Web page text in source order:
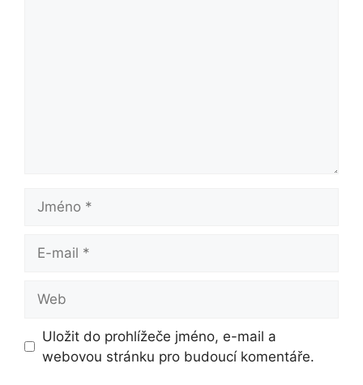
Jméno
mail
Uložit do prohlížeče jméno, e-mail a
webovou stránku pro budoucí komentáře.